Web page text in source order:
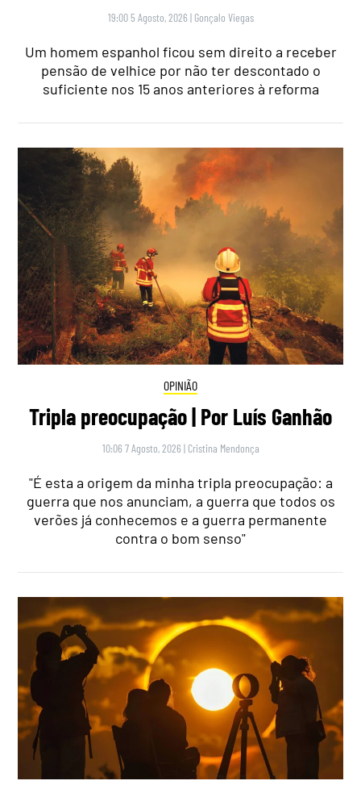
19:00 5 Agosto, 2026 | Gonçalo Viegas
Um homem espanhol ficou sem direito a receber
pensão de velhice por não ter descontado o
suficiente nos 15 anos anteriores à reforma
OPINIÃO
Tripla preocupação | Por Luís Ganhão
10:06 7 Agosto, 2026 | Cristina Mendonça
"É esta a origem da minha tripla preocupação: a
guerra que nos anunciam, a guerra que todos os
verões já conhecemos e a guerra permanente
contra o bom senso"